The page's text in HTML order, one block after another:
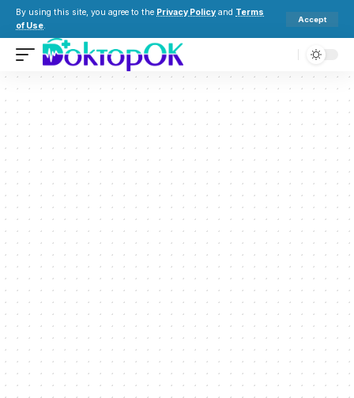
By using this site, you agree to the Privacy Policy and Terms
of Use.
Accept